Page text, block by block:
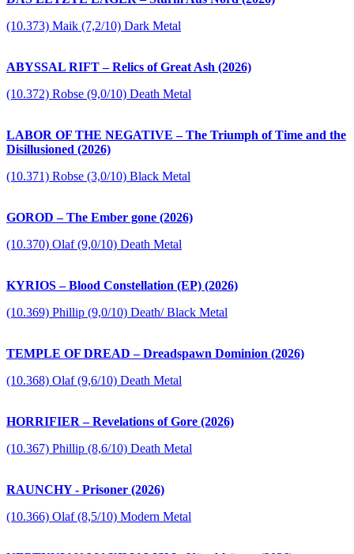
(10.373) Maik (7,2/10) Dark Metal
ABYSSAL RIFT – Relics of Great Ash (2026)
(10.372) Robse (9,0/10) Death Metal
LABOR OF THE NEGATIVE – The Triumph of Time and the
Disillusioned (2026)
(10.371) Robse (3,0/10) Black Metal
GOROD – The Ember gone (2026)
(10.370) Olaf (9,0/10) Death Metal
KYRIOS – Blood Constellation (EP) (2026)
(10.369) Phillip (9,0/10) Death/ Black Metal
TEMPLE OF DREAD – Dreadspawn Dominion (2026)
(10.368) Olaf (9,6/10) Death Metal
HORRIFIER – Revelations of Gore (2026)
(10.367) Phillip (8,6/10) Death Metal
RAUNCHY - Prisoner (2026)
(10.366) Olaf (8,5/10) Modern Metal